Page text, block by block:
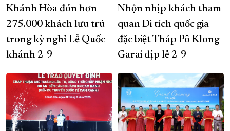
Khánh Hòa đón hơn
275.000 khách lưu trú
trong kỳ nghỉ Lễ Quốc
khánh 2-9
Nhộn nhịp khách tham
quan Di tích quốc gia
đặc biệt Tháp Pô Klong
Garai dịp lễ 2-9